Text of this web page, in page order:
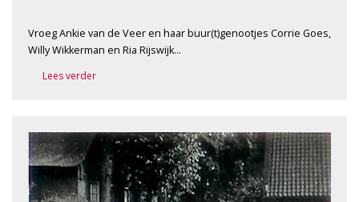
Vroeg Ankie van de Veer en haar buur(t)genootjes Corrie Goes,
Willy Wikkerman en Ria Rijswijk…
Lees verder